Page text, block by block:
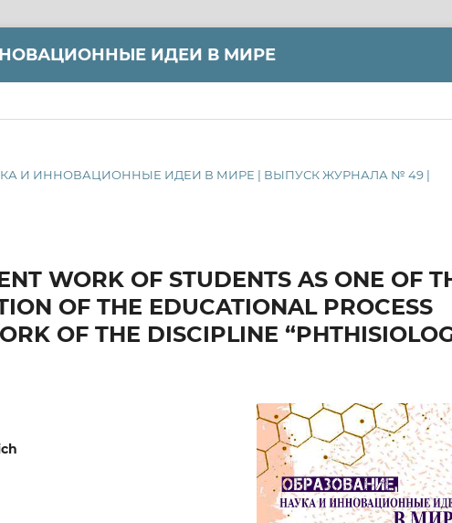
ИДЕИ В МИРЕ
И ИННОВАЦИОННЫЕ ИДЕИ В МИРЕ | ВЫПУСК ЖУРНАЛА № 49 |
WORK OF STUDENTS AS ONE OF
OF THE EDUCATIONAL PROCESS
OF THE DISCIPLINE